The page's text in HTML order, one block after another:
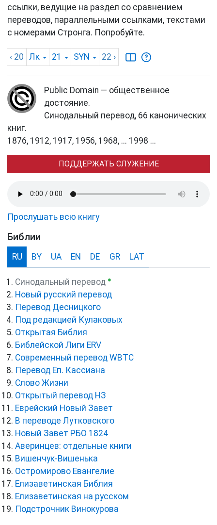
ссылки, ведущие на раздел со сравнением
переводов, параллельными ссылками, текстами
с номерами Стронга. Попробуйте.
‹ 20 Лк 21 SYN 22 ›
Public Domain — общественное
достояние.
Синодальный перевод, 66 канонических
книг.
1876, 1912, 1917, 1956, 1968, ... 1998 ...
ПОДДЕРЖАТЬ СЛУЖЕНИЕ
Прослушать всю книгу
Библии
RU BY UA EN DE GR LAT
Синодальный перевод ●
Новый русский перевод
Перевод Десницкого
Под редакцией Кулаковых
Открытая Библия
Библейской Лиги ERV
Cовременный перевод WBTC
Перевод Еп. Кассиана
Слово Жизни
Открытый перевод НЗ
Еврейский Новый Завет
В переводе Лутковского
Новый Завет РБО 1824
Аверинцев: отдельные книги
Вишенчук-Вишенька
Остромирово Евангелие
Елизаветинская Библия
Елизаветинская на русском
Подстрочник Винокурова